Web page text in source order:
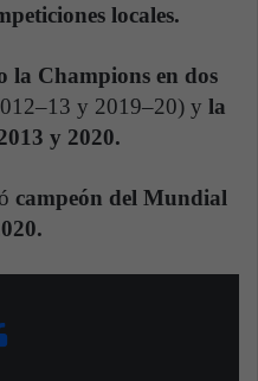
locales.
la Champions en dos
y 2019–20) y la
y 2020.
campeón del Mundial